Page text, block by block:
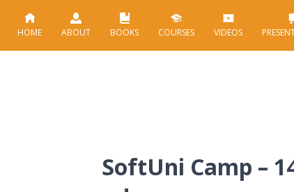
HOME ABOUT BOOKS COURSES VIDEOS
SoftUni Camp –